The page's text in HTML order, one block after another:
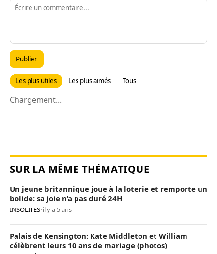
Publier
Les plus utiles Les plus aimés Tous
Chargement...
SUR LA MÊME THÉMATIQUE
Un jeune britannique joue à la loterie et remporte un
bolide: sa joie n’a pas duré 24H
INSOLITES•il y a 5 ans
Palais de Kensington: Kate Middleton et William
célèbrent leurs 10 ans de mariage (photos)